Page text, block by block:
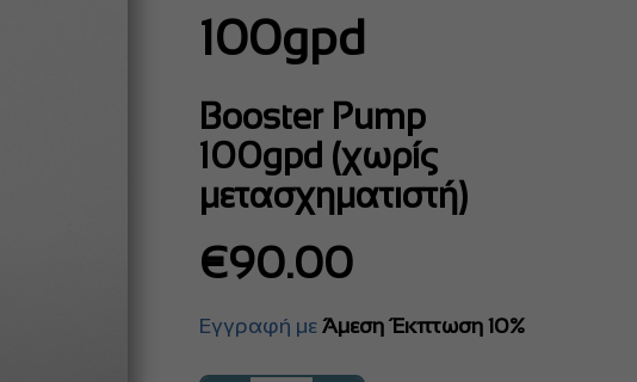
100gpd
Booster Pump
100gpd (χωρίς
μετασχηματιστή)
€90.00
Εγγραφή με Άμεση Έκπτωση 10%